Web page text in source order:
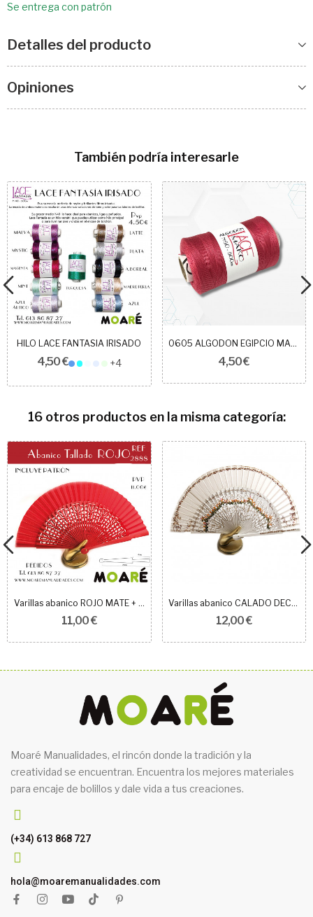
Se entrega con patrón
Detalles del producto
Opiniones
También podría interesarle
HILO LACE FANTASIA IRISADO
4,50 € +4
0605 ALGODON EGIPCIO MAKO 50 CORAL
4,50 €
16 otros productos en la misma categoría:
Varillas abanico ROJO MATE + patrón
11,00 €
Varillas abanico CALADO DECORADO BLANCO + patrón
12,00 €
Moaré Manualidades, el rincón donde la tradición y la
creatividad se encuentran. Encuentra los mejores materiales
para encaje de bolillos y dale vida a tus creaciones.
(+34) 613 868 727
hola@moaremanualidades.com